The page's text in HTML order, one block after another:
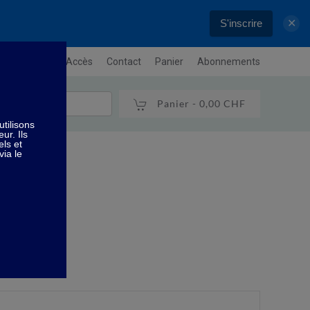
S'inscrire ✕
Plan / Accès Contact Panier Abonnements
Panier - 0,00 CHF